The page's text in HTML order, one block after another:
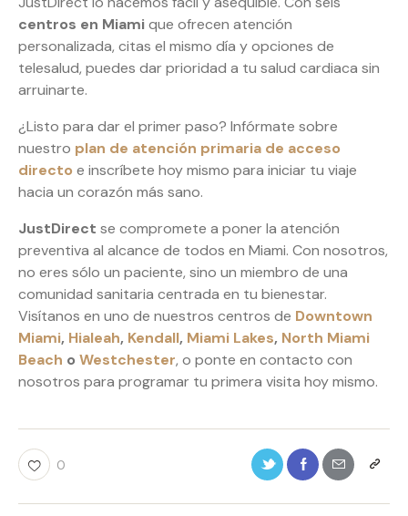
centros en Miamique ofrecen atención
personalizada, citas el mismo día y opciones de
telesalud, puedes dar prioridad a tu salud cardiaca sin
arruinarte.
¿Listo para dar el primer paso? Infórmate sobre
nuestro plan de atención primaria de acceso
directo e inscríbete hoy mismo para iniciar tu viaje
hacia un corazón más sano.
JustDirect se compromete a poner la atención
preventiva al alcance de todos en Miami. Con nosotros,
no eres sólo un paciente, sino un miembro de una
comunidad sanitaria centrada en tu bienestar.
Visítanos en uno de nuestros centros de Downtown
Miami, Hialeah, Kendall, Miami Lakes, North Miami
Beach o Westchester, o ponte en contacto con
nosotros para programar tu primera visita hoy mismo.
0